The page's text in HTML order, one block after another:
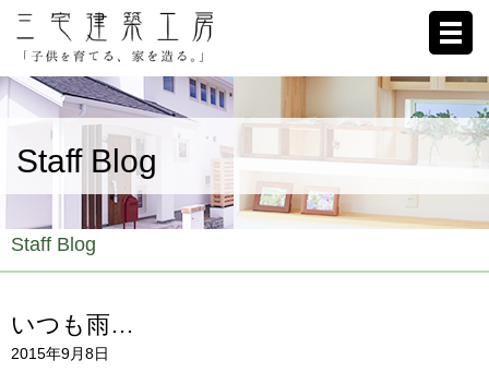
ホーム
家への想い
施工例
ブログ
Staff Blog
Staff Blog
いつも雨…
2015年9月8日